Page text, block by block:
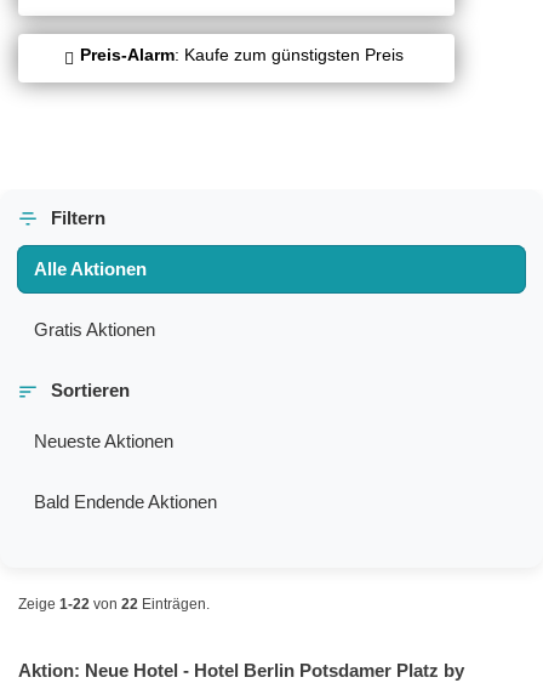
Preis-Alarm: Kaufe zum günstigsten Preis
Filtern
Alle Aktionen
Gratis Aktionen
Sortieren
Neueste Aktionen
Bald Endende Aktionen
Zeige 1-22 von 22 Einträgen.
Aktion: Neue Hotel - Hotel Berlin Potsdamer Platz by